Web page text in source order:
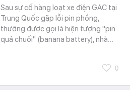
Sau sự cố hàng loạt xe điện GAC tại
Trung Quốc gặp lỗi pin phồng,
thường được gọi là hiện tượng "pin
quả chuối" (banana battery), nhà…
0